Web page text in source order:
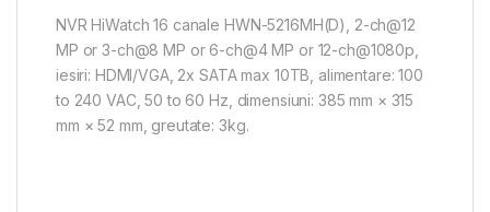
NVR HiWatch 16 canale HWN-5216MH(D), 2-ch@12
MP or 3-ch@8 MP or 6-ch@4 MP or 12-ch@1080p,
iesiri: HDMI/VGA, 2x SATA max 10TB, alimentare: 100
to 240 VAC, 50 to 60 Hz, dimensiuni: 385 mm × 315
mm × 52 mm, greutate: 3kg.